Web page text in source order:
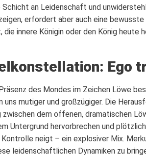
an Leidenschaft und
erfordert aber auch eine
die innere Königin oder den König heute
Ego
des Mondes im Zeichen Löwe
uns mutiger und großzügiger. Die
zwischen dem offenen, dramatischen
Untergrund hervorbrechen und
neigt – ein explosiver Mix.
leidenschaftlichen Dynamiken zu